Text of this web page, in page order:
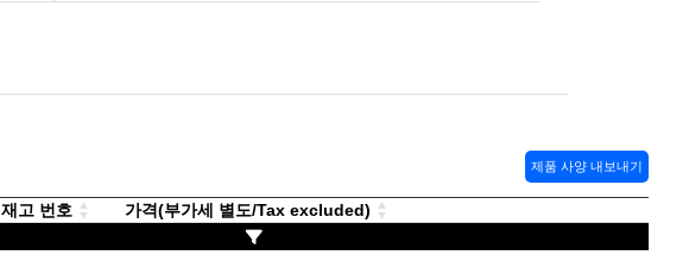
제품 사양 내보내기
재고 번호 가격(부가세 별도/Tax excluded)